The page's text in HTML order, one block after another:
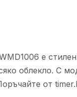
е
облекло. С
от